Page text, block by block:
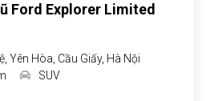
Ford Explorer Limited
Yên Hòa, Cầu Giấy, Hà Nội
SUV